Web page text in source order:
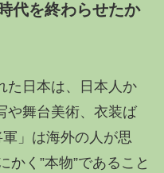
代を終わらせたか
た日本は、日本人か
や舞台美術、衣装ば
」は海外の人が思
かく”本物”であること